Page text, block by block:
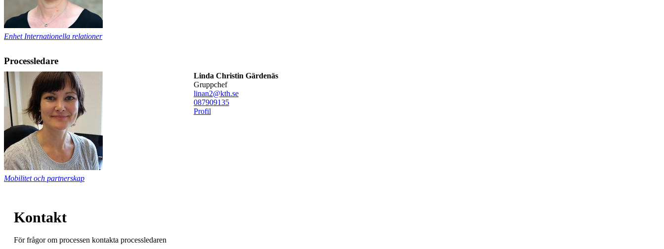
Enhet Internationella relationer
Processledare
Linda Christin Gärdenäs
gruppchef
linan2@kth.se
087909135
Profil
Mobilitet och partnerskap
Kontakt
För frågor om processen kontakta processledaren